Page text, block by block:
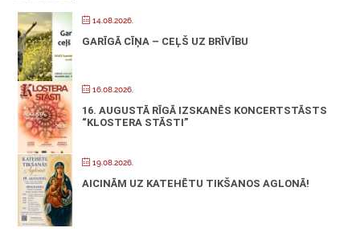
14.08.2026.
GARĪGĀ CĪŅA – CEĻŠ UZ BRĪVĪBU
16.08.2026.
16. AUGUSTĀ RĪGĀ IZSKANĒS KONCERTSTĀSTS
“KLOSTERA STĀSTI”
19.08.2026.
AICINĀM UZ KATEHĒTU TIKŠANOS AGLONĀ!